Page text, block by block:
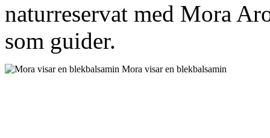
naturreservat med Mora
som guider.
Mora visar en blekbalsamin